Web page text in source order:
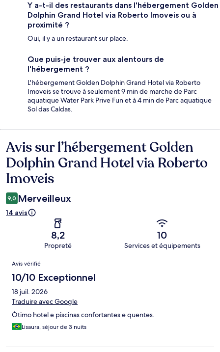
Y a-t-il des restaurants dans l'hébergement Golden
Dolphin Grand Hotel via Roberto Imoveis ou à
proximité ?
Oui, il y a un restaurant sur place.
Que puis-je trouver aux alentours de
l'hébergement ?
L'hébergement Golden Dolphin Grand Hotel via Roberto
Imoveis se trouve à seulement 9 min de marche de Parc
aquatique Water Park Prive Fun et à 4 min de Parc aquatique
Sol das Caldas.
Avis
Avis sur l’hébergement Golden
Dolphin Grand Hotel via Roberto
Imoveis
9,0 Merveilleux
14 avis
8,2
Propreté
10
Services et équipements
Avis
Avis vérifié
10/10 Exceptionnel
18 juil. 2026
Traduire avec Google
Ótimo hotel e piscinas confortantes e quentes.
Lisaura, séjour de 3 nuits